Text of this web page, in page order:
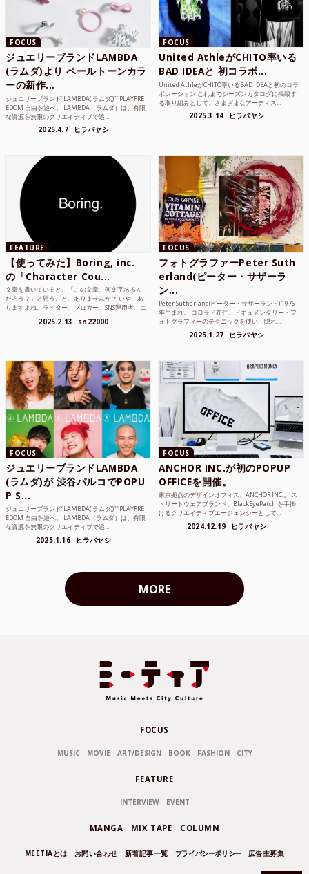
FOCUS
ジュエリーブランドLAMBDA
(ラムダ)より ペールトーンカラ
ーの新作...
ジュエリーブランド“LAMBDA( ラムダ))” “PLAYFRE
EDOM 自由を遊べ。 LAMBDA（ラムダ）は、有限
な資源を無限のクリエイティブで追...
2025.4.7 ヒラバヤシ
FOCUS
United AthleがCHITO率いる
BAD IDEAと 初コラボ...
United AthleがCHITO率いるBAD IDEAと初のコラ
ボレーション これまでシーズンカタログに掲載す
る取り組みとして、さまざまなアーティス...
2025.3.14 ヒラバヤシ
FEATURE
【使ってみた】Boring, inc.
の「Character Cou...
文章を書いていると、「この文章、何文字あるん
だろう？」と思うこと、ありませんか？ いや、あ
りますよね。ライター、ブロガー、SNS運用者、エ
2025.2.13 sn22000
FOCUS
フォトグラファーPeter Suth
erland(ピーター・サザーラ
ン...
Peter Sutherland(ピーター・サザーランド) 1976
年生まれ。 コロラド在住。ドキュメンタリー・フ
ォトグラフィーのテクニックを使い、隠れ...
2025.1.27 ヒラバヤシ
FOCUS
ジュエリーブランドLAMBDA
(ラムダ)が 渋谷パルコでPOPU
P S...
ジュエリーブランド“LAMBDA( ラムダ))” “PLAYFRE
EDOM 自由を遊べ。 LAMBDA（ラムダ）は、有限
な資源を無限のクリエイティブで追...
2025.1.16 ヒラバヤシ
FOCUS
ANCHOR INC.が初のPOPUP
OFFICEを開催。
東京拠点のデザインオフィス、ANCHOR INC.。 ス
トリートウェアブランド、BlackEyePatch を手掛
けるクリエイティブエージェンシーとして...
2024.12.19 ヒラバヤシ
MORE
FOCUS
MUSIC MOVIE ART/DESIGN BOOK FASHION CITY
FEATURE
INTERVIEW EVENT
MANGA MIX TAPE COLUMN
MEETIAとは お問い合わせ 新着記事一覧 プライバシーポリシー 広告主募集